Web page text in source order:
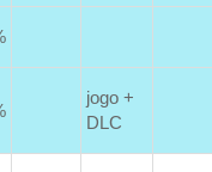
jogo +
DLC